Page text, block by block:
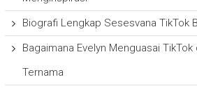
Biografi Lengkap Sesesvana TikTok
Bagaimana Evelyn Menguasai
Ternama